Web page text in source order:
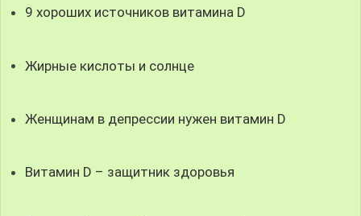
9 хороших источников витамина D
Жирные кислоты и солнце
Женщинам в депрессии нужен витамин D
Витамин D – защитник здоровья